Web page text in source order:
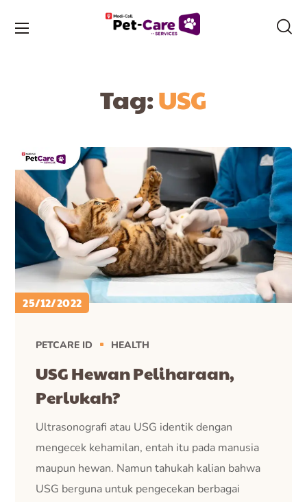
Tag:USG
25/12/2022
PETCARE ID HEALTH
USG Hewan Peliharaan,
Perlukah?
Ultrasonografi atau USG identik dengan
mengecek kehamilan, entah itu pada manusia
maupun hewan. Namun tahukah kalian bahwa
USG berguna untuk pengecekan berbagai